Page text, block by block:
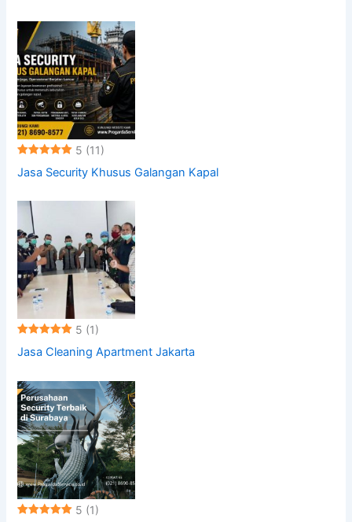
5 (11)
Jasa Security Khusus Galangan Kapal
5 (1)
Jasa Cleaning Apartment Jakarta
5 (1)